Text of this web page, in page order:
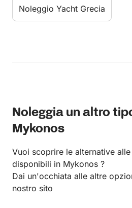
Noleggio Yacht Grecia
Noleggia un altro
Mykonos
Vuoi scoprire le alternative
disponibili in Mykonos ?
Dai un'occhiata alle altre
nostro sito